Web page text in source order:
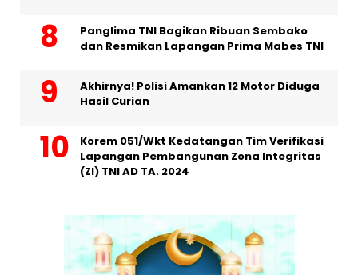
Panglima TNI Bagikan Ribuan Sembako
dan Resmikan Lapangan Prima Mabes TNI
Akhirnya! Polisi Amankan 12 Motor Diduga
Hasil Curian
Korem 051/Wkt Kedatangan Tim Verifikasi
Lapangan Pembangunan Zona Integritas
(ZI) TNI AD TA. 2024